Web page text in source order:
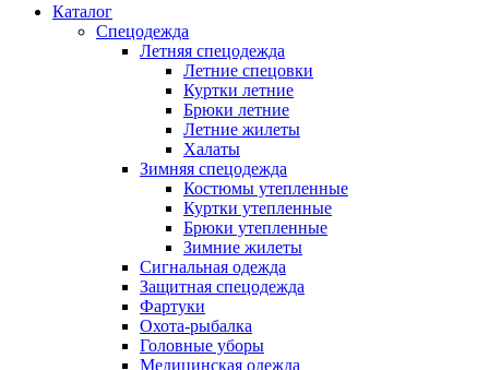
Каталог
Спецодежда
Летняя спецодежда
Летние спецовки
Куртки летние
Брюки летние
Летние жилеты
Халаты
Зимняя спецодежда
Костюмы утепленные
Куртки утепленные
Брюки утепленные
Зимние жилеты
Сигнальная одежда
Защитная спецодежда
Фартуки
Охота-рыбалка
Головные уборы
Медицинская одежда